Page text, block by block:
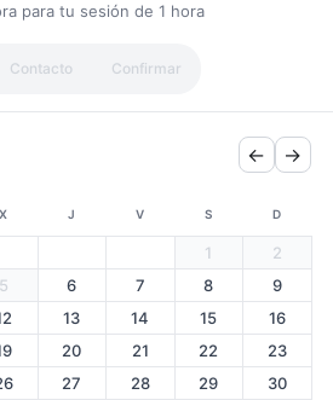
para tu sesión de 1 hora
Contacto Confirmar
← →
X J V S D
1
2
5 6 7 8
9
13 14 15
16
20 21 22
23
27 28 29
30